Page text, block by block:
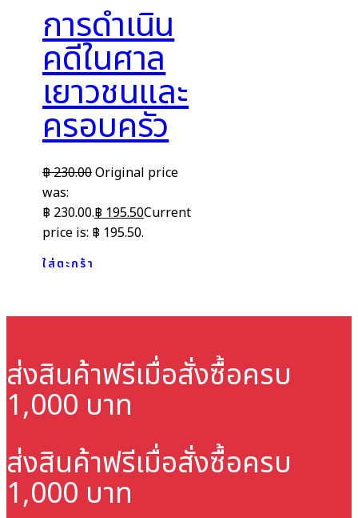
การดำเนิน
คดีในศาล
เยาวชนและ
ครอบครัว
฿230.00Original price
was:
฿ 230.00.฿ 195.50Current
price is: ฿ 195.50.
ใส่ตะกร้า
ส่งสินค้าฟรีเมื่อสั่งซื้อครบ
1,000 บาท
ส่งสินค้าฟรีเมื่อสั่งซื้อครบ
1,000 บาท